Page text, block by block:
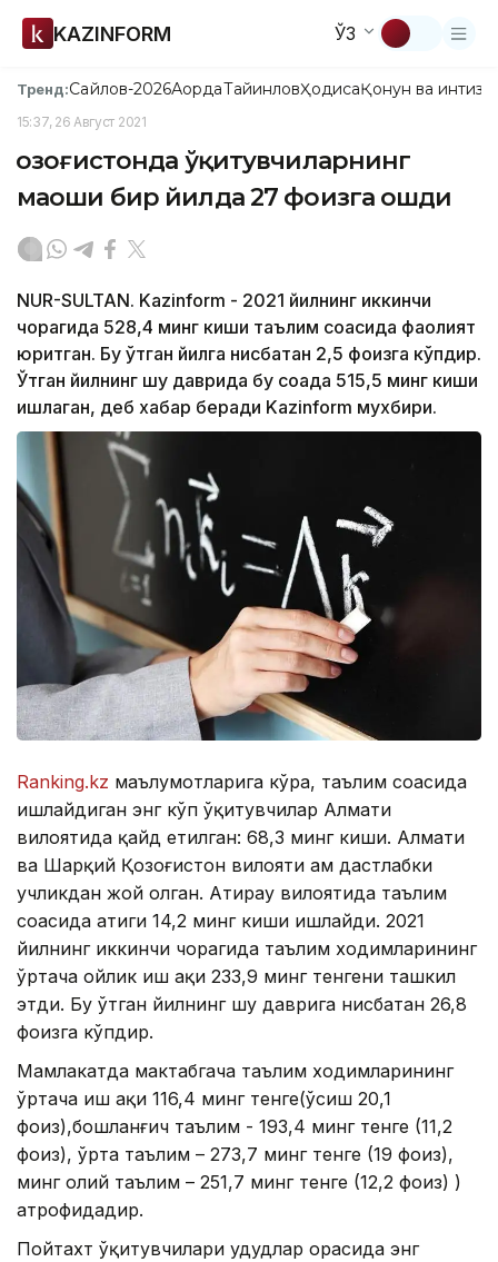
KAZINFORM ЎЗ
Тренд:Сайлов-2026АқордаТайинловҲодисаҚонун ва
15:37, 26 Август 2021
Қозоғистонда ўқитувчиларнинг
маоши бир йилда 27 фоизга ошди
NUR-SULTAN. Kazinform - 2021 йилнинг иккинчи
чорагида 528,4 минг киши таълим соҳасида фаолият
юритган. Бу ўтган йилга нисбатан 2,5 фоизга кўпдир.
Ўтган йилнинг шу даврида бу соҳада 515,5 минг киши
ишлаган, деб хабар беради Kazinform мухбири.
Ranking.kz маълумотларига кўра, таълим соҳасида
ишлайдиган энг кўп ўқитувчилар Алмати
вилоятида қайд етилган: 68,3 минг киши. Алмати
ва Шарқий Қозоғистон вилояти ҳам дастлабки
учликдан жой олган. Aтирау вилоятида таълим
соҳасида атиги 14,2 минг киши ишлайди. 2021
йилнинг иккинчи чорагида таълим ходимларининг
ўртача ойлик иш ҳақи 233,9 минг тенгени ташкил
этди. Бу ўтган йилнинг шу даврига нисбатан 26,8
фоизга кўпдир.
Мамлакатда мактабгача таълим ходимларининг
ўртача иш ҳақи 116,4 минг тенге(ўсиш 20,1
фоиз),бошланғич таълим - 193,4 минг тенге (11,2
фоиз), ўрта таълим – 273,7 минг тенге (19 фоиз),
минг олий таълим – 251,7 минг тенге (12,2 фоиз) )
атрофидадир.
Пойтахт ўқитувчилари ҳудудлар орасида энг